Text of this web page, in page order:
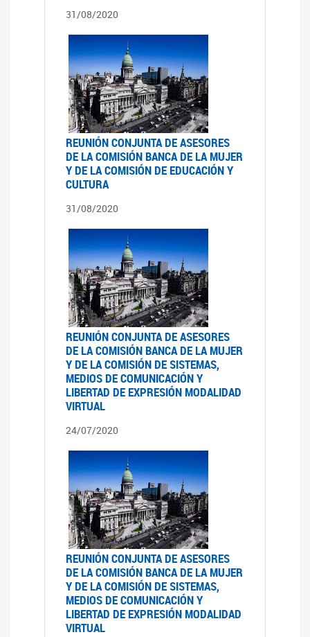
31/08/2020
REUNIÓN CONJUNTA DE ASESORES
DE LA COMISIÓN BANCA DE LA MUJER
Y DE LA COMISIÓN DE EDUCACIÓN Y
CULTURA
31/08/2020
REUNIÓN CONJUNTA DE ASESORES
DE LA COMISIÓN BANCA DE LA MUJER
Y DE LA COMISIÓN DE SISTEMAS,
MEDIOS DE COMUNICACIÓN Y
LIBERTAD DE EXPRESIÓN MODALIDAD
VIRTUAL
24/07/2020
REUNIÓN CONJUNTA DE ASESORES
DE LA COMISIÓN BANCA DE LA MUJER
Y DE LA COMISIÓN DE SISTEMAS,
MEDIOS DE COMUNICACIÓN Y
LIBERTAD DE EXPRESIÓN MODALIDAD
VIRTUAL